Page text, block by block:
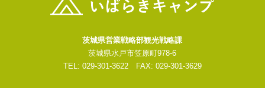
茨城県営業戦略部観光戦略課
茨城県水戸市笠原町978-6
TEL: 029-301-3622 FAX: 029-301-3629